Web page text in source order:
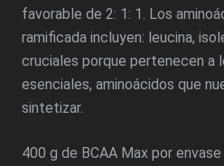
favorable de 2: 1: 1. Los
ramificada incluyen: leucina,
cruciales porque pertenecen a
esenciales, aminoácidos que
sintetizar.
400 g de BCAA Max por envase